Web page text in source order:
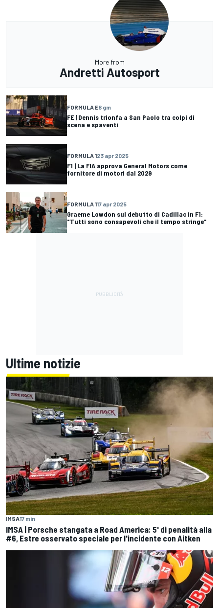
More from
Andretti Autosport
FORMULA E8 gm
FE | Dennis trionfa a San Paolo tra colpi di
scena e spaventi
FORMULA 123 apr 2025
F1 | La FIA approva General Motors come
fornitore di motori dal 2029
FORMULA 117 apr 2025
Graeme Lowdon sul debutto di Cadillac in F1:
"Tutti sono consapevoli che il tempo stringe"
Ultime notizie
IMSA17 min
IMSA | Porsche stangata a Road America: 5' di penalità alla
#6, Estre osservato speciale per l'incidente con Aitken